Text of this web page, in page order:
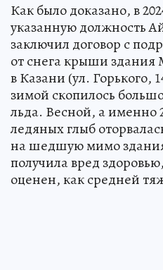
Как было доказано, в
указанную должность
заключил договор с
от снега крыши здания
в Казани (ул. Горького,
зимой скопилось
льда. Весной, а именно
ледяных глыб
на шедшую мимо
получила вред
оценен, как средней